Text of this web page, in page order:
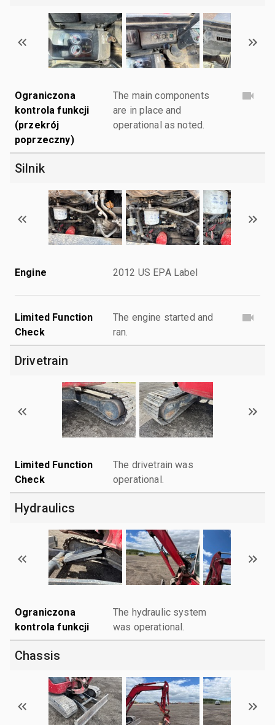
Ograniczona
kontrola funkcji
(przekrój
poprzeczny)
The main components
are in place and
operational as noted.
Silnik
Engine 2012 US EPA Label
Limited Function
Check
The engine started and
ran.
Drivetrain
Limited Function
Check
The drivetrain was
operational.
Hydraulics
Ograniczona
kontrola funkcji
The hydraulic system
was operational.
Chassis